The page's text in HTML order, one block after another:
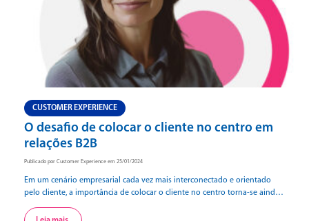
CUSTOMER EXPERIENCE
O desafio de colocar o cliente no centro em
relações B2B
Publicado por Customer Experience em 25/01/2024
Em um cenário empresarial cada vez mais interconectado e orientado
pelo cliente, a importância de colocar o cliente no centro torna-se ainda
Business). Longe de ser uma abordagem meramente transacional, essa